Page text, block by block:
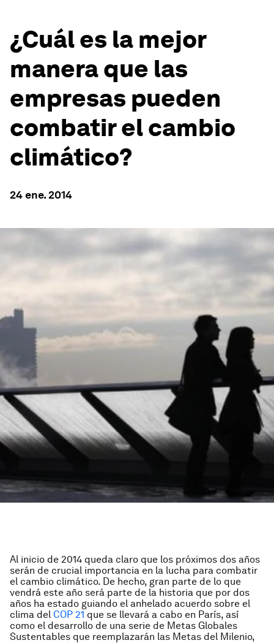
¿Cuál es la mejor
manera que las
empresas pueden
combatir el cambio
climático?
24 ene. 2014
Al inicio de 2014 queda claro que los próximos dos años
serán de crucial importancia en la lucha para combatir
el cambio climático. De hecho, gran parte de lo que
vendrá este año será parte de la historia que por dos
años ha estado guiando el anhelado acuerdo sobre el
clima del COP 21 que se llevará a cabo en París, así
como el desarrollo de una serie de Metas Globales
Sustentables que reemplazarán las Metas del Milenio,